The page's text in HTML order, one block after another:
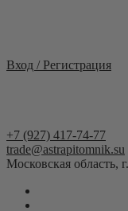
Вход / Регистрация
+7 (927) 417-74-77
trade@astrapitomnik.su
Московская область,